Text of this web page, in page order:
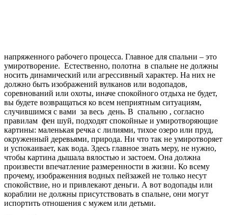
напряженного рабочего процесса. Главное для спальни – это
умиротворение. Естественно, полотна в спальне не должны
носить динамический или агрессивный характер. На них не
должно быть изображений вулканов или водопадов,
соревнований или охоты, иначе спокойного отдыха не будет,
вы будете возвращаться ко всем неприятным ситуациям,
случившимся с вами за весь день. В спальню , согласно
правилам фен шуй, подходят спокойные и умиротворяющие
картины: маленькая речка с лилиями, тихое озеро или пруд,
окруженный деревьями, природа. Ни что так не умиротворяет
и успокаивает, как вода. Здесь главное знать меру, не нужно,
чтобы картина дышала вялостью и застоем. Она должна
произвести впечатление размеренности в жизни. Ко всему
прочему, изображенния водных пейзажей не только несут
спокойствие, но и привлекают деньги. А вот водопады или
кораблии не должны присутствовать в спальне, они могут
испортить отношения с мужем или детьми.